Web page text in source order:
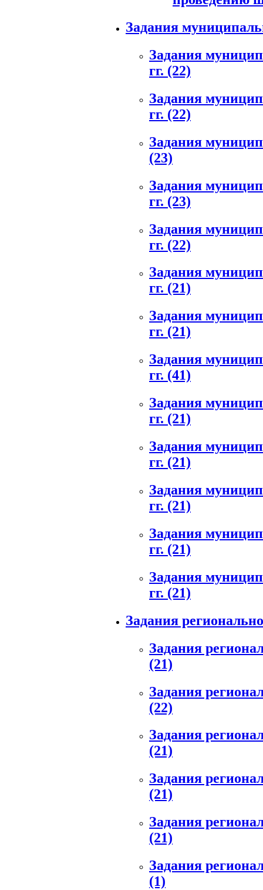
Задания
Задания
гг. (22)
Задания
гг. (22)
Задания
(23)
Задания
гг. (23)
Задания
гг. (22)
Задания
гг. (21)
Задания
гг. (21)
Задания
гг. (41)
Задания
гг. (21)
Задания
гг. (21)
Задания
гг. (21)
Задания
гг. (21)
Задания
гг. (21)
Задания
Задания
(21)
Задания
(22)
Задания
(21)
Задания
(21)
Задания
(21)
Задания
(1)